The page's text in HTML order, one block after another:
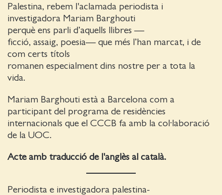
Palestina, rebem l'aclamada periodista i
investigadora Mariam Barghouti
perquè ens parli d’aquells llibres —
ficció, assaig, poesia— que més l’han marcat, i de
com certs títols
romanen especialment dins nostre per a tota la
vida.
Mariam Barghouti està a Barcelona com a
participant del programa de residències
internacionals que el CCCB fa amb la col·laboració
de la UOC.
Acte amb traducció de l'anglès al català.
Periodista e investigadora palestina-